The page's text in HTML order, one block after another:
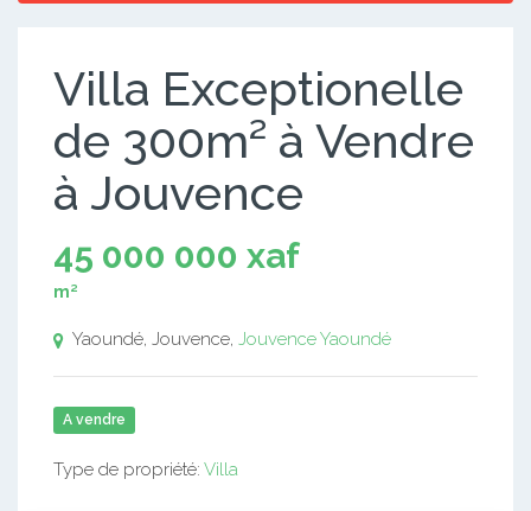
Villa Exceptionelle
de 300m² à Vendre
à Jouvence
45 000 000 xaf
m²
Yaoundé, Jouvence, JouvenceYaoundé
A vendre
Type de propriété: Villa